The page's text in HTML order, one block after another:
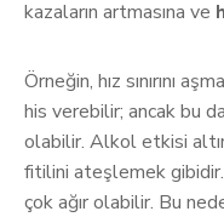
kazaların artmasına ve
Örneğin, hız sınırını
his verebilir; ancak bu
olabilir. Alkol etkisi
fitilini ateşlemek
çok ağır olabilir. Bu